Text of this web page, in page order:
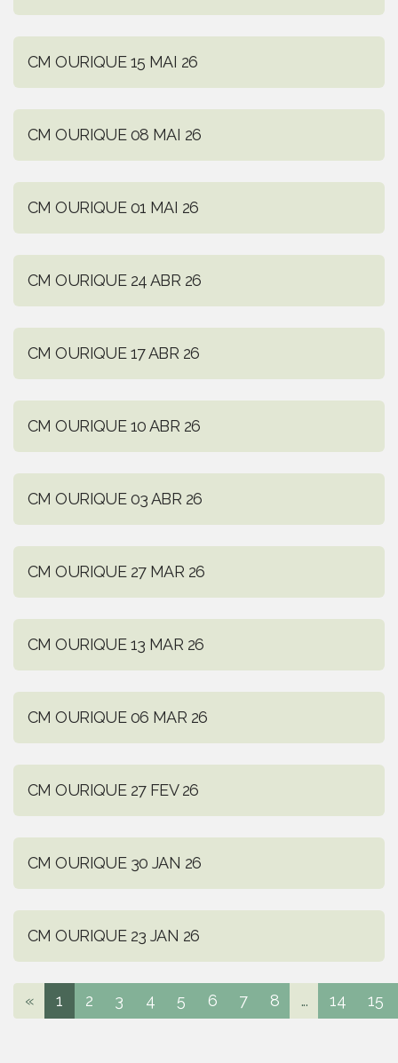
CM OURIQUE 15 MAI 26
CM OURIQUE 08 MAI 26
CM OURIQUE 01 MAI 26
CM OURIQUE 24 ABR 26
CM OURIQUE 17 ABR 26
CM OURIQUE 10 ABR 26
CM OURIQUE 03 ABR 26
CM OURIQUE 27 MAR 26
CM OURIQUE 13 MAR 26
CM OURIQUE 06 MAR 26
CM OURIQUE 27 FEV 26
CM OURIQUE 30 JAN 26
CM OURIQUE 23 JAN 26
« 1 2 3 4 5 6 7 8 ... 14 15